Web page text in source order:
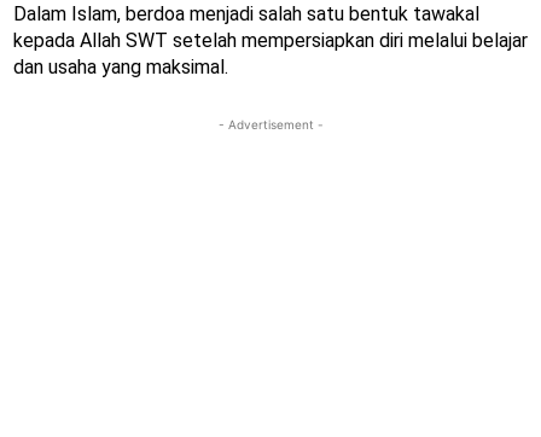
Dalam Islam, berdoa menjadi salah satu bentuk tawakal
kepada Allah SWT setelah mempersiapkan diri melalui belajar
dan usaha yang maksimal.
- Advertisement -